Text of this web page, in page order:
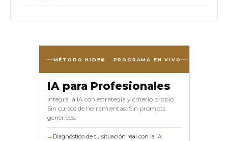
MÉTODO HIDE® · PROGRAMA EN VIVO
IA para Profesionales
Integrá la IA con estrategia y criterio propio.
Sin cursos de herramientas. Sin prompts
genéricos.
→ Diagnóstico de tu situación real con la IA